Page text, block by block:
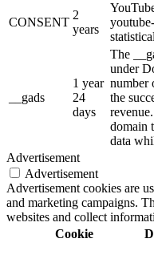
CONSENT
2
years
__gads
1 year
24
days
The
under
number
the
domain
data
Advertisement
Advertisement
Advertisement cookies are
and marketing campaigns.
websites and collect
Cookie